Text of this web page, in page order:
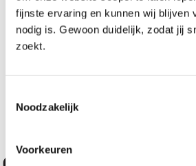
fijnste ervaring en kunnen wij blijven
nodig is. Gewoon duidelijk, zodat jij
zoekt.
Noodzakelijk
Voorkeuren
En abdomen, espalda y
2 longitudes